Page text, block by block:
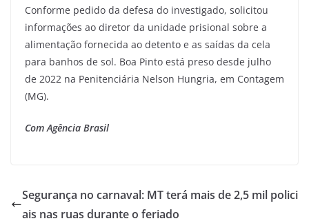
Conforme pedido da defesa do investigado, solicitou
informações ao diretor da unidade prisional sobre a
alimentação fornecida ao detento e as saídas da cela
para banhos de sol. Boa Pinto está preso desde julho
de 2022 na Penitenciária Nelson Hungria, em Contagem
(MG).
Com Agência Brasil
Segurança no carnaval: MT terá mais de 2,5 mil polici
ais nas ruas durante o feriado